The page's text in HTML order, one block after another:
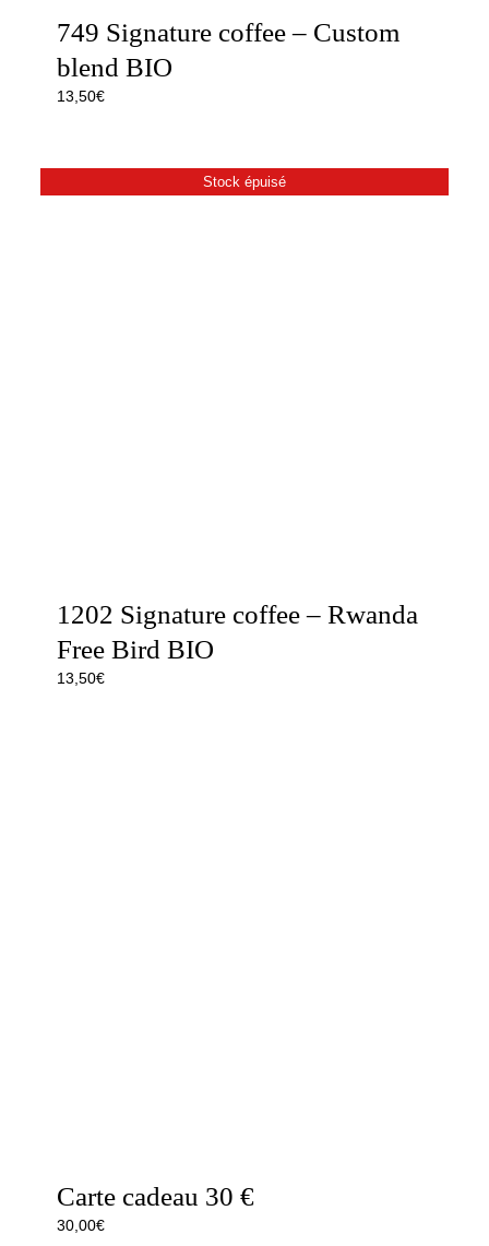
749 Signature coffee – Custom
blend BIO
13,50€
Stock épuisé
1202 Signature coffee – Rwanda
Free Bird BIO
13,50€
Carte cadeau 30 €
30,00€